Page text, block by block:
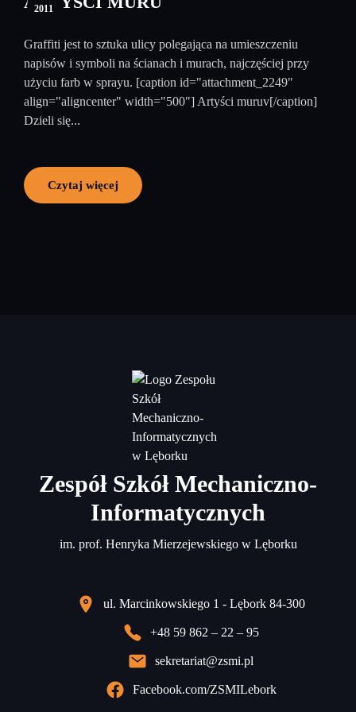
2011
Graffiti jest to sztuka ulicy polegająca na umieszczeniu
napisów i symboli na ścianach i murach, najczęściej przy
użyciu farb w sprayu. [caption id="attachment_2249"
align="aligncenter" width="500"] Artyści muruv[/caption]
Dzieli się...
Czytaj więcej
Zespół Szkół Mechaniczno-
Informatycznych
im. prof. Henryka Mierzejewskiego w Lęborku
ul. Marcinkowskiego 1 - Lębork 84-300
+48 59 862 – 22 – 95
sekretariat@zsmi.pl
Facebook.com/ZSMILebork